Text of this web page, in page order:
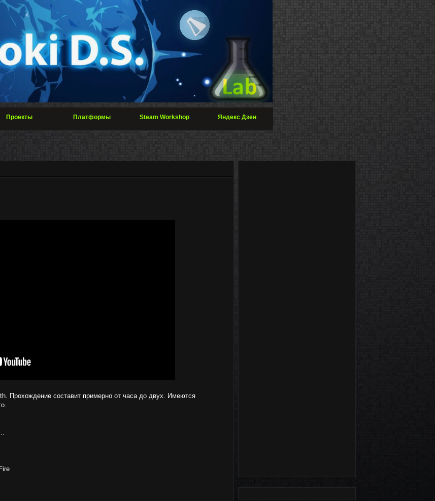
Проекты Платформы Steam Workshop Яндекс Дзен
Прохождение составит примерно от часа до двух. Имеются